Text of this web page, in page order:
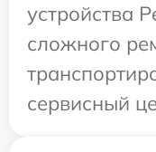
устройства
сложного
сервисный